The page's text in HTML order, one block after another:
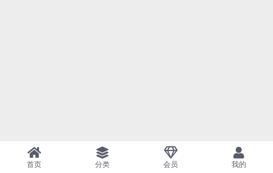
首页 分类 会员 我的